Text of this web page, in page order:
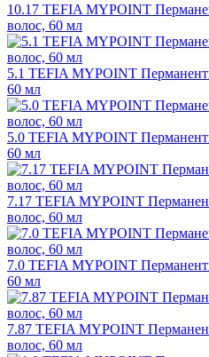
10.17 TEFIA MYPOINT
волос, 60 мл
5.1 TEFIA MYPOINT
60 мл
5.0 TEFIA MYPOINT
60 мл
7.17 TEFIA MYPOINT
волос, 60 мл
7.0 TEFIA MYPOINT
60 мл
7.87 TEFIA MYPOINT
волос, 60 мл